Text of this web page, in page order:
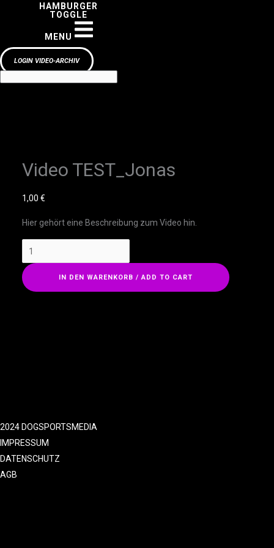
HAMBURGER
TOGGLE
MENU
LOGIN VIDEO-ARCHIV
Video TEST_Jonas
1,00 €
Hier gehört eine Beschreibung zum Video hin.
IN DEN WARENKORB / ADD TO CART
2024 DOGSPORTSMEDIA
IMPRESSUM
DATENSCHUTZ
AGB